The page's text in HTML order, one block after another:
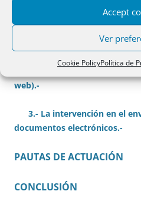
Accept
Ver
Cookie PolicyPolítica de
1º.- Legitimación de
2.- Protocolización del
web).-
3.- La intervención en el
documentos electrónicos.-
PAUTAS DE ACTUACIÓN
CONCLUSIÓN